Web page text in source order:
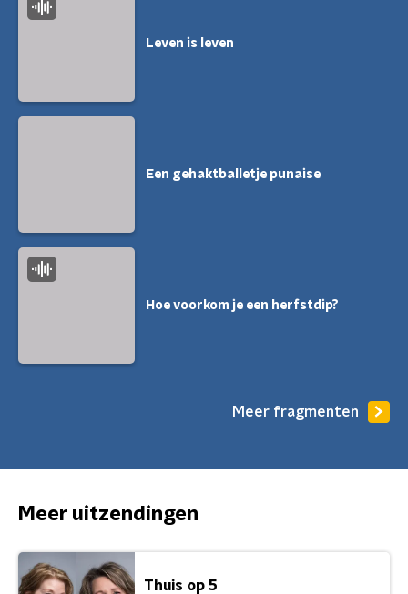
Leven is leven
Een gehaktballetje punaise
Hoe voorkom je een herfstdip?
Meer fragmenten
Meer uitzendingen
Thuis op 5